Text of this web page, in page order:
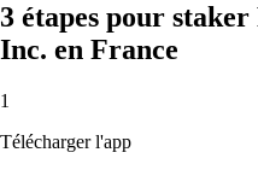
3 étapes pour
Inc. en France
1
Télécharger l'app